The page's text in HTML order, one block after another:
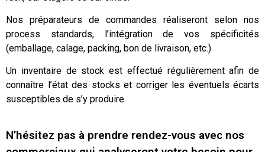
Nos préparateurs de commandes réaliseront selon nos
process standards, l’intégration de vos spécificités
(emballage, calage, packing, bon de livraison, etc.)
Un inventaire de stock est effectué régulièrement afin de
connaître l’état des stocks et corriger les éventuels écarts
susceptibles de s’y produire.
N’hésitez pas à prendre rendez-vous avec nos